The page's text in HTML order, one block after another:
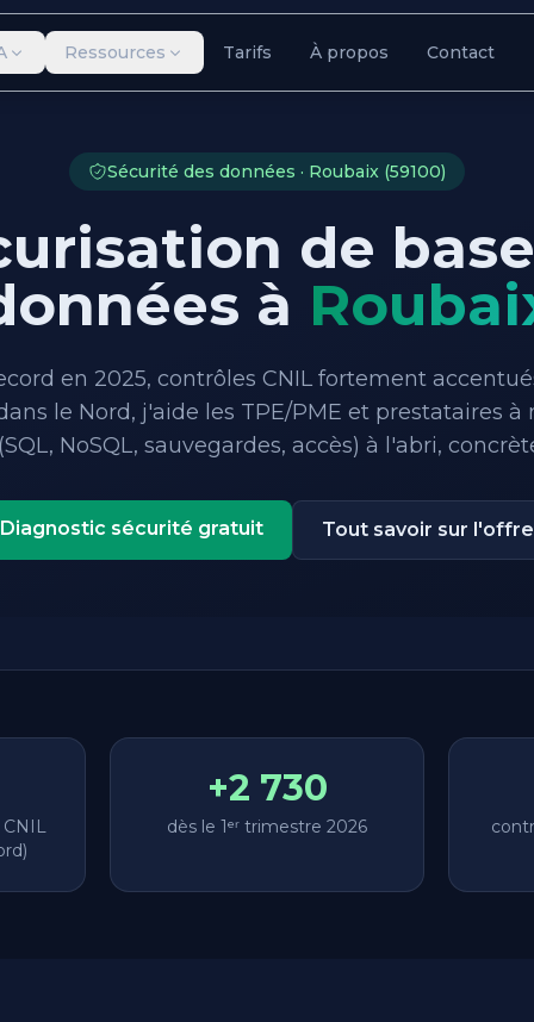
Ressources Tarifs À propos Contact
Sécurité des données · Roubaix (59100)
de
à
en 2025, contrôles CNIL fortement
le Nord, j'aide les TPE/PME et prestataires à
NoSQL, sauvegardes, accès) à l'abri,
Diagnostic sécurité gratuit Tout savoir sur l'offre
+2 730
dès le 1ᵉʳ trimestre 2026